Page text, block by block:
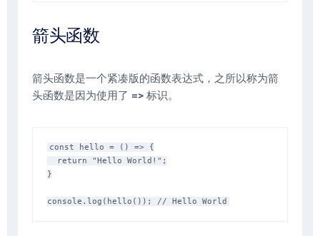
箭头函数
箭头函数是一个紧凑版的函数表达式，之所以称为箭
头函数是因为使用了 => 标识。
const hello = () => {
}